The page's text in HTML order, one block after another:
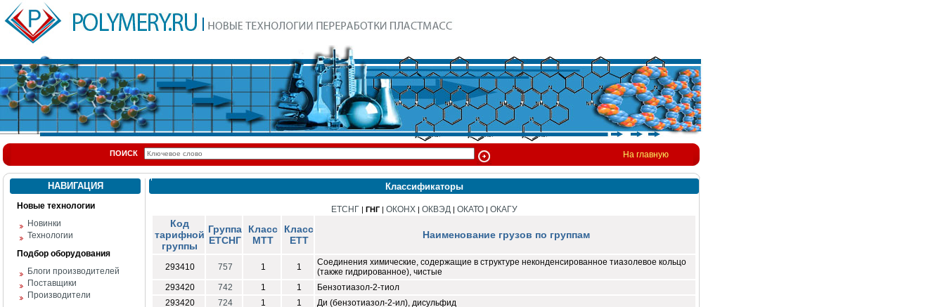
ПОИСК На главную
НАВИГАЦИЯ
Новые технологии
Новинки
Технологии
Подбор оборудования
Блоги производителей
Поставщики
Производители
Классификаторы
ЕТСНГ| ГНГ| ОКОНХ| ОКВЭД | ОКАТО| ОКАГУ
Код
тарифной
группы
Группа
ЕТСНГ
Класс
МТТ
Класс
ЕТТ
Наименование грузов по группам
293410 757 1 1
Соединения химические, содержащие в структуре неконденсированное тиазолевое кольцо
(также гидрированное), чистые
293420
742 1 1
Бензотиазол-2-тиол
293420
724 1 1 Ди (бензотиазол-2-ил), дисульфид